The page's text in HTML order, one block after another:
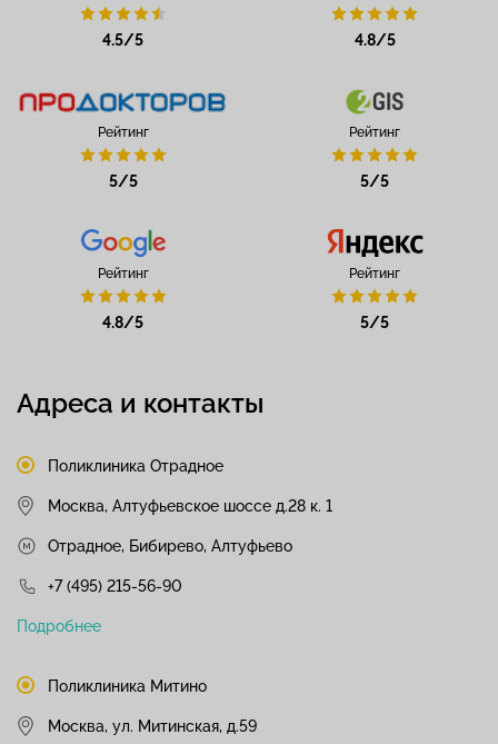
4.5/5 4.8/5
Рейтинг
5/5
Рейтинг
5/5
Рейтинг
4.8/5
Рейтинг
5/5
Адреса и контакты
Поликлиника Отрадное
Москва, Алтуфьевское шоссе д.28 к. 1
Отрадное, Бибирево, Алтуфьево
+7 (495) 215-56-90
Подробнее
Поликлиника Митино
Москва, ул. Митинская, д.59